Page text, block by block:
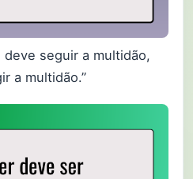
deve seguir a multidão,
a multidão.”